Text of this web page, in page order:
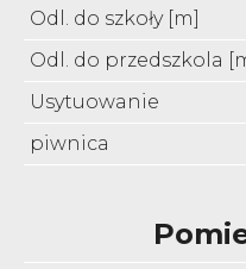
Odl. do szkoły [m]
Odl. do przedszkola
Usytuowanie
piwnica